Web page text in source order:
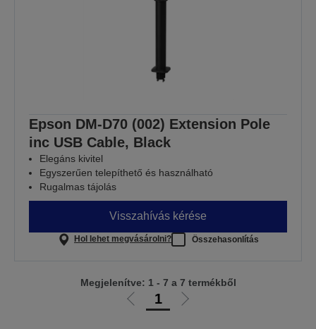
Epson DM-D70 (002) Extension Pole
inc USB Cable, Black
Elegáns kivitel
Egyszerűen telepíthető és használható
Rugalmas tájolás
Visszahívás kérése
Hol lehet megvásárolni? Összehasonlítás
Előző
1
Következő
Megjelenítve: 1 - 7 a 7 termékből